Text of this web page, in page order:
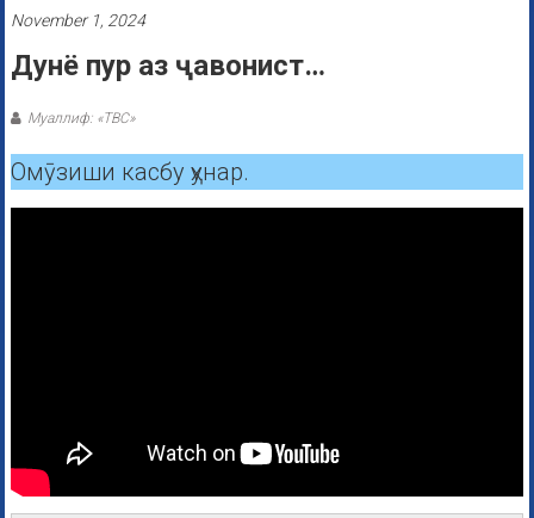
November 1, 2024
Дунё пур аз ҷавонист…
Муаллиф: «ТВС»
Омӯзиши касбу ҳунар.